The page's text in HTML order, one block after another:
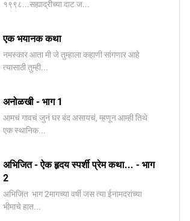
१९९८...सह्याद्रीच्या दाट ज...
एक भयानक कथा
नमस्कार आता मी जे तुम्हाला कहाणी सांगणार आहे
त्यासाठी तुम्ही...
अनोळखी - भाग 1
आमचं गावचं जुनं घर बंद असायचं, म्हणून आम्ही तिथे
एक स्थानिक...
अभिजित - ऐक हृदय स्पर्शी प्रेम कथा... - भाग
2
️अभिजित ️ भाग 2मागच्या वर्षी जस त्या ईनामदरांच्या
भीमाचे हात...